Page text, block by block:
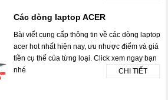
Các dòng laptop ACER
Bài viết cung cấp thông tin về các dòng laptop
acer hot nhất hiện nay, ưu nhược điểm và giá
tiền cụ thể của từng loại. Click xem ngay bạn
nhé
CHI TIẾT